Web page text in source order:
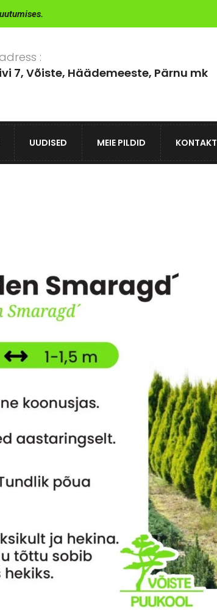
:
7, Võiste, Häädemeeste, Pärnu mk
UUDISED MEIE PILDID KONTAKT